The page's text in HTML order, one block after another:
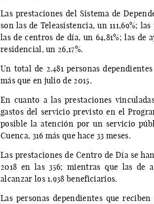
Las prestaciones del Sistema de
son las de Teleasistencia, un 111,69%;
las de centros de día, un 64,81%; las de
residencial, un 26,17%.
Un total de 2.481 personas
más que en julio de 2015.
En cuanto a las prestaciones
gastos del servicio previsto en el
posible la atención por un servicio
Cuenca, 316 más que hace 33 meses.
Las prestaciones de Centro de Día se
2018 en las 356; mientras que las de
alcanzar los 1.938 beneficiarios.
Las personas dependientes que